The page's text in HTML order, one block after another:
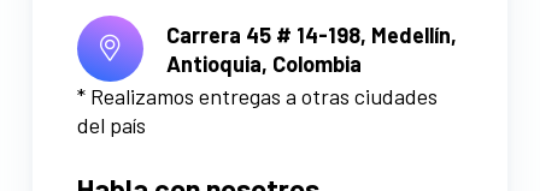
Carrera 45 # 14-198, Medellín,
Antioquia, Colombia
* Realizamos entregas a otras ciudades
del país